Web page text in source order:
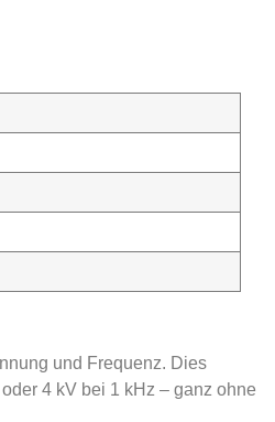
und Frequenz. Dies
4 kV bei 1 kHz – ganz ohne